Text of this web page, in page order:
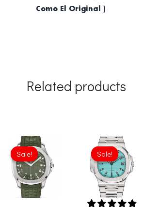
Como El Original )
Related products
Sale!
Sale!
Original
price
was:
£1,118.00.
Sale!
Sale!
Original
price
was:
£1,118.00.